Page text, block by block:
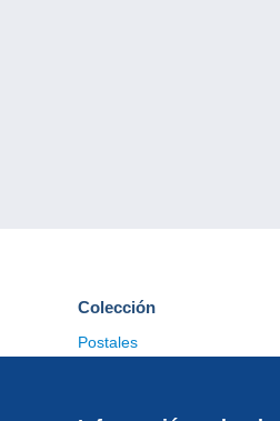
Colección
Postales